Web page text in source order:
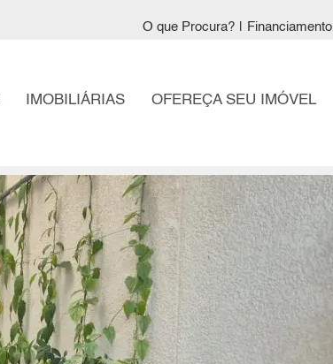
O que Procura? Financiamento
IMOBILIÁRIAS OFEREÇA SEU IMÓVEL